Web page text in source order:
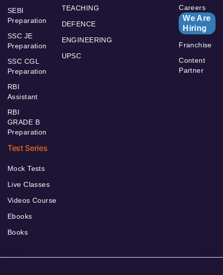
SEBI
Preparation
SSC JE
Preparation
SSC CGL
Preparation
RBI
Assistant
RBI
GRADE B
Preparation
TEACHING
DEFENCE
ENGINEERING
UPSC
Careers
We Are
Hiring
Franchise
Content
Partner
Test Series
Mock Tests
Live Classes
Videos Course
Ebooks
Books